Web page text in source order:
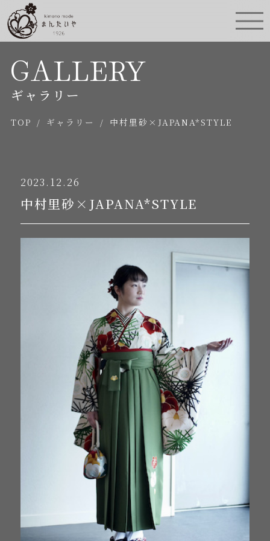
GALLERY
ギャラリー
TOP / ギャラリー / 中村里砂×JAPANA*STYLE
2023.12.26
中村里砂×JAPANA*STYLE